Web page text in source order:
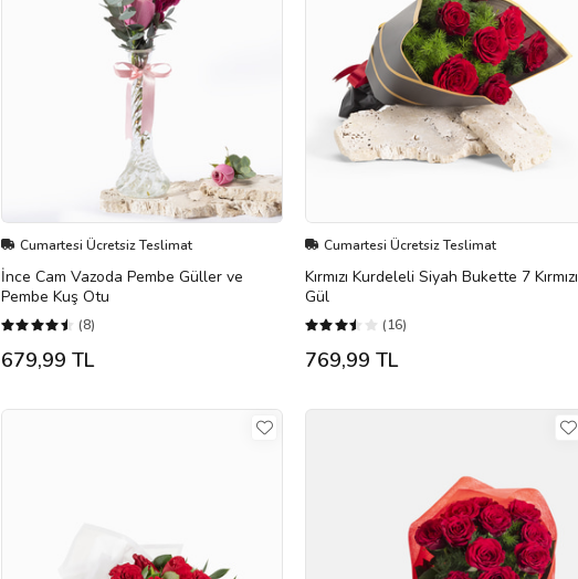
Cumartesi Ücretsiz Teslimat
İnce Cam Vazoda Pembe Güller ve
Pembe Kuş Otu
(8)
679,99 TL
Cumartesi Ücretsiz Teslimat
Kırmızı Kurdeleli Siyah Bukette 7 Kırmızı
Gül
(16)
769,99 TL